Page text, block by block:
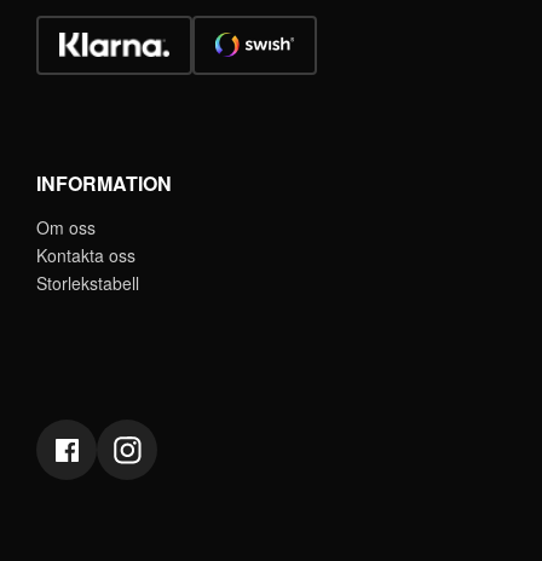
INFORMATION
Om oss
Kontakta oss
Storlekstabell